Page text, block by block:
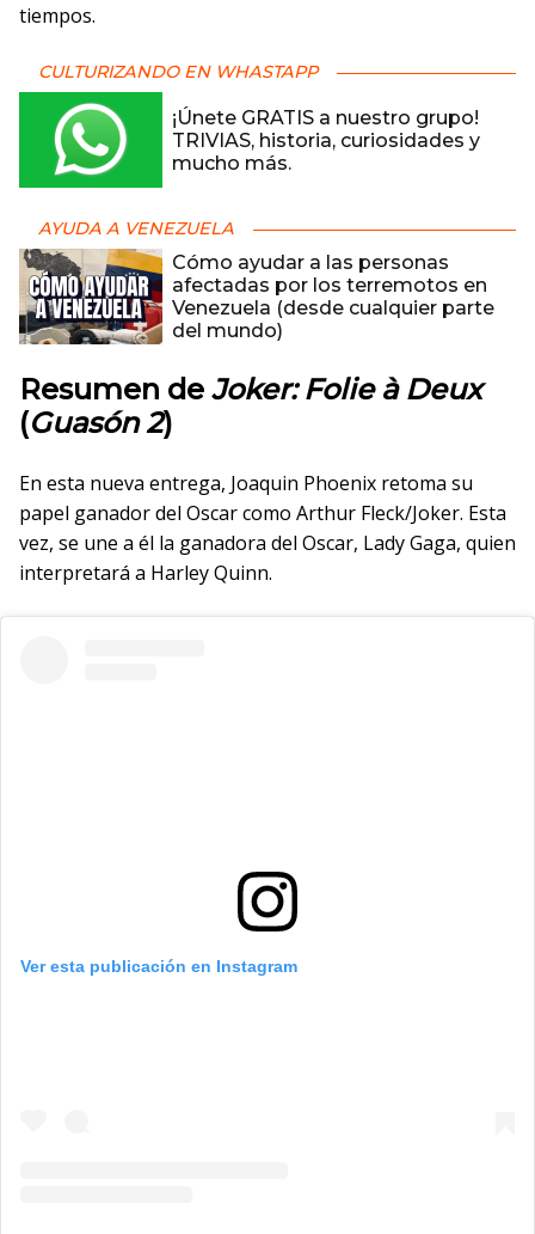
tiempos.
CULTURIZANDO EN WHASTAPP
¡Únete GRATIS a nuestro grupo!
TRIVIAS, historia, curiosidades y
mucho más.
AYUDA A VENEZUELA
Cómo ayudar a las personas
afectadas por los terremotos en
Venezuela (desde cualquier parte
del mundo)
Resumen de Joker: Folie à Deux
(Guasón 2)
En esta nueva entrega, Joaquin Phoenix retoma su
papel ganador del Oscar como Arthur Fleck/Joker. Esta
vez, se une a él la ganadora del Oscar, Lady Gaga, quien
interpretará a Harley Quinn.
Ver esta publicación en Instagram